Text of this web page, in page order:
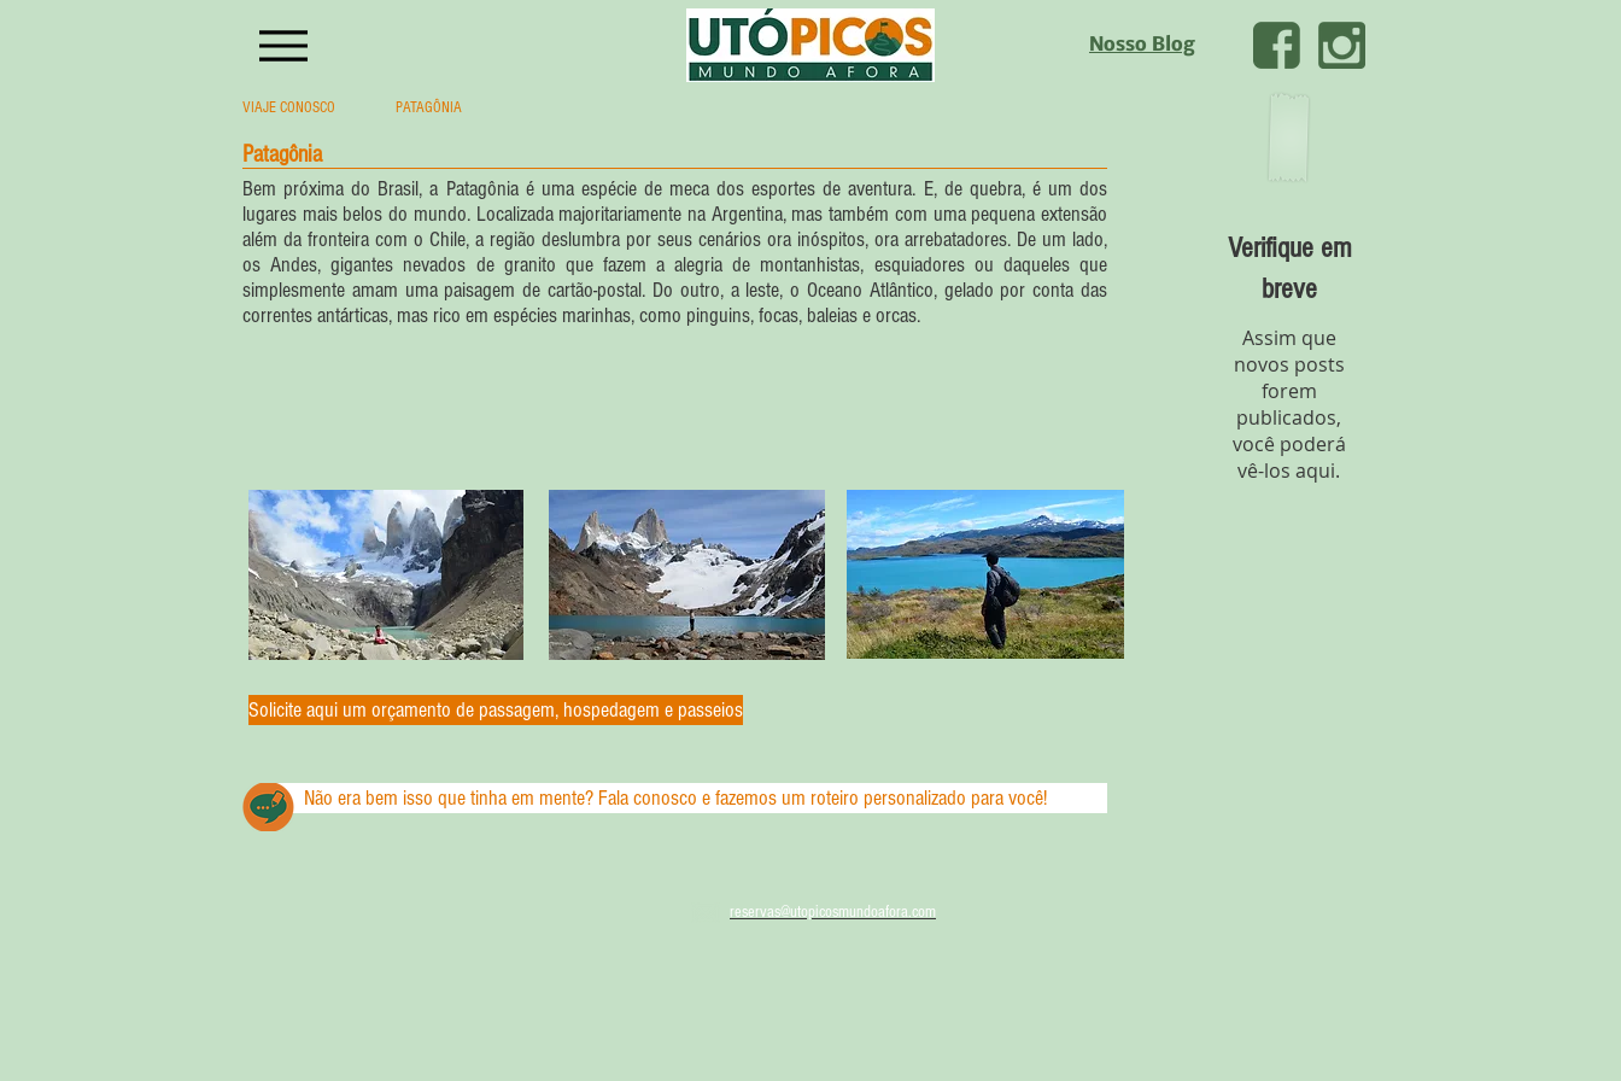
Nosso Blog
VIAJE CONOSCO PATAGÔNIA
Patagônia
Bem próxima do Brasil, a Patagônia é uma espécie de meca dos esportes de aventura. E, de quebra, é um dos
lugares mais belos do mundo. Localizada majoritariamente na Argentina, mas também com uma pequena extensão
além da fronteira com o Chile, a região deslumbra por seus cenários ora inóspitos, ora arrebatadores. De um lado,
os Andes, gigantes nevados de granito que fazem a alegria de montanhistas, esquiadores ou daqueles que
simplesmente amam uma paisagem de cartão-postal. Do outro, a leste, o Oceano Atlântico, gelado por conta das
correntes antárticas, mas rico em espécies marinhas, como pinguins, focas, baleias e orcas.
Verifique em
breve
Assim que
novos posts
forem
publicados,
você poderá
vê-los aqui.
Solicite aqui um orçamento de passagem, hospedagem e passeios
Não era bem isso que tinha em mente? Fala conosco e fazemos um roteiro personalizado para você!
reservas@utopicosmundoafora.com